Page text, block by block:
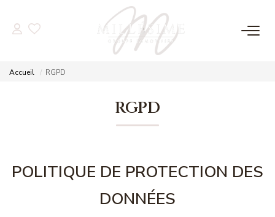
Nos Biens Vendus
Nos Équipes
Accueil RGPD
RGPD
POLITIQUE DE PROTECTION DES
DONNÉES